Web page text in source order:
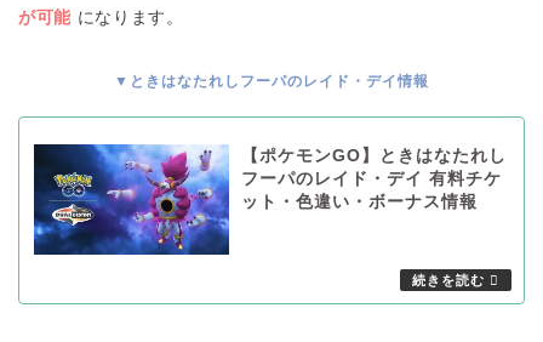
が可能 になります。
▼ときはなたれしフーパのレイド・デイ情報
【ポケモンGO】ときはなたれし
フーパのレイド・デイ 有料チケ
ット・色違い・ボーナス情報